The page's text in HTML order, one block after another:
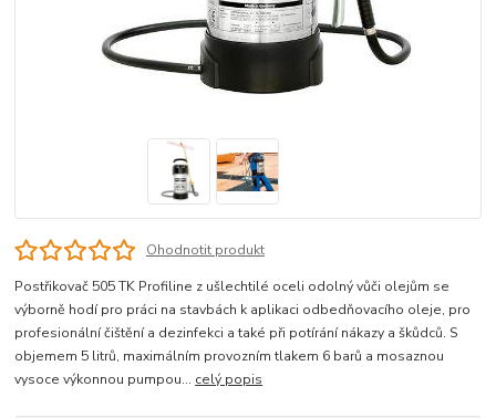
Ohodnotit produkt
Postřikovač 505 TK Profiline z ušlechtilé oceli odolný vůči olejům se
výborně hodí pro práci na stavbách k aplikaci odbedňovacího oleje, pro
profesionální čištění a dezinfekci a také při potírání nákazy a škůdců. S
objemem 5 litrů, maximálním provozním tlakem 6 barů a mosaznou
vysoce výkonnou pumpou... celý popis